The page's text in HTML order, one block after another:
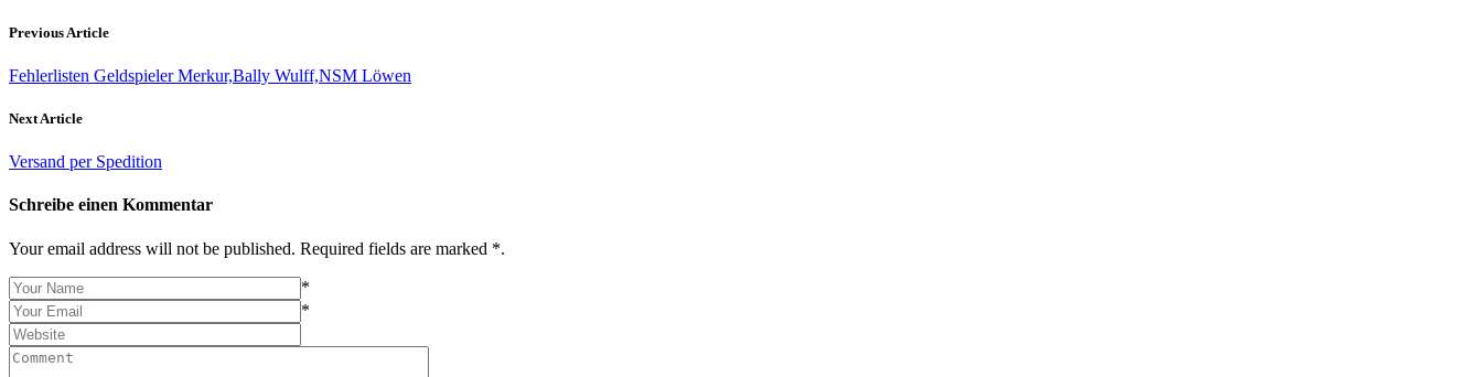
Previous Article
Fehlerlisten Geldspieler Merkur,Bally Wulff,NSM Löwen
Next Article
Versand per Spedition
Schreibe einen Kommentar
Your email address will not be published. Required fields are marked *.
*
*